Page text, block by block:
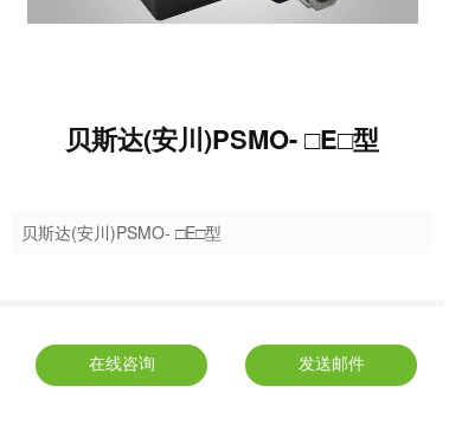
贝斯达(安川)PSMO- □E□型
贝斯达(安川)PSMO- □E□型
贝斯达(安川)PSMO- □E□型 发送邮件
在线咨询